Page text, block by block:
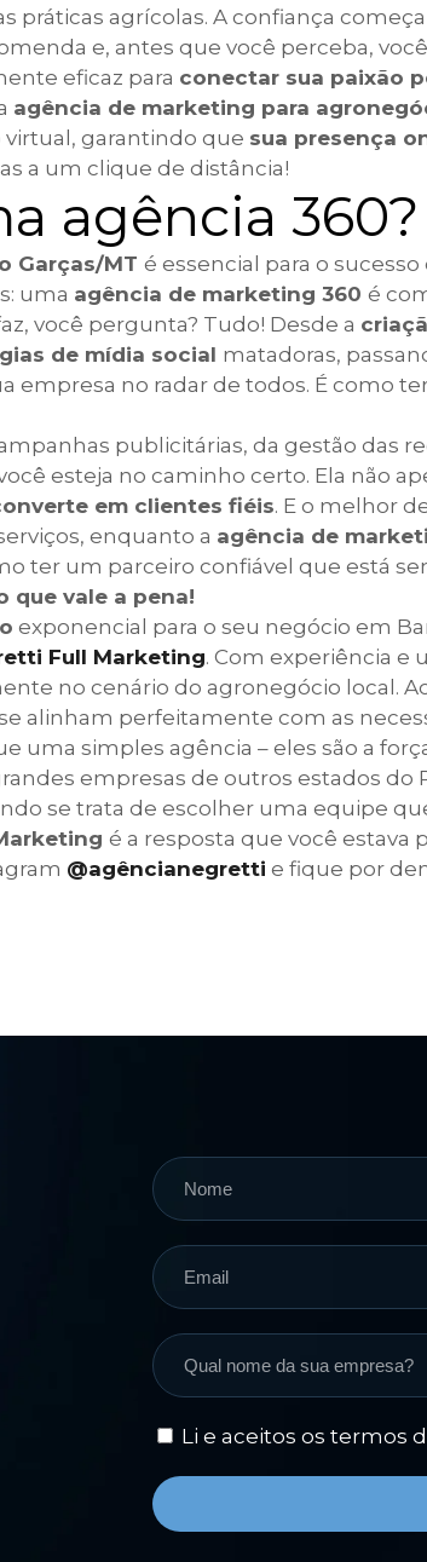
práticas agrícolas. A confiança
e, antes que você perceba, você
eficaz para conectar sua paixão
agência de marketing para
virtual, garantindo que sua presença
a um clique de distância!
agência 360?
Garças/MT é essencial para o sucesso
uma agência de marketing 360 é
você pergunta? Tudo! Desde a
de mídia social matadoras,
empresa no radar de todos. É como
publicitárias, da gestão das
esteja no caminho certo. Ela não
em clientes fiéis. E o melhor
enquanto a agência de
ter um parceiro confiável que está
que vale a pena!
exponencial para o seu negócio em
Full Marketing. Com experiência e
no cenário do agronegócio local.
alinham perfeitamente com as
uma simples agência – eles são a
empresas de outros estados do
se trata de escolher uma equipe
é a resposta que você estava
@agêncianegretti e fique por
Li e aceitos os termos